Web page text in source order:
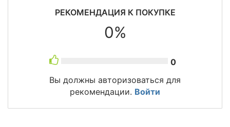
РЕКОМЕНДАЦИЯ К ПОКУПКЕ
0%
0
Вы должны авторизоваться для
рекомендации. Войти